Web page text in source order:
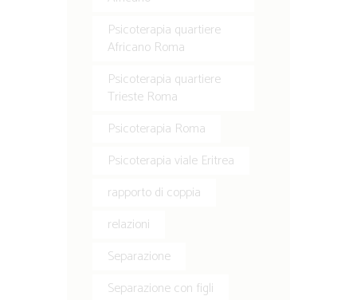
Psicoterapia quartiere
Africano Roma
Psicoterapia quartiere
Trieste Roma
Psicoterapia Roma
Psicoterapia viale Eritrea
rapporto di coppia
relazioni
Separazione
Separazione con figli